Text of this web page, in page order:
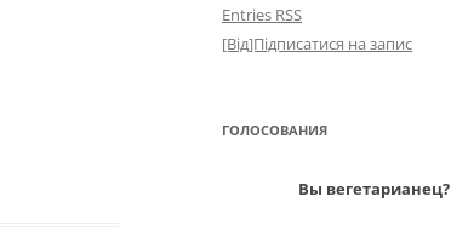
Entries RSS
[Від]Підписатися на запис
ГОЛОСОВАНИЯ
Вы вегетарианец?